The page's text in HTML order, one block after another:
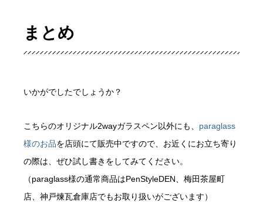
まとめ
いかがでしたでしょうか？
こちらのオリジナル2wayガラスペン以外にも、 paraglass
様のお品を店頭にて販売中ですので、お近くにお立ち寄り
の際は、ぜひ試し書きをしてみてください。
（paraglass様の通常商品はPenStyleDEN、梅田茶屋町
店、神戸煉瓦倉庫店でもお取り扱いがございます）